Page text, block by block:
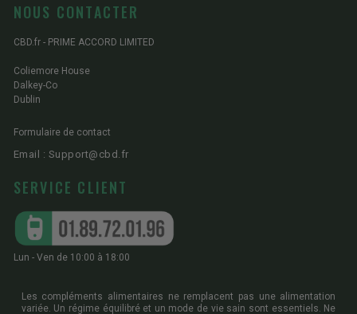
NOUS CONTACTER
CBD.fr - PRIME ACCORD LIMITED
Coliemore House
Dalkey-Co
Dublin
Formulaire de contact
Email : Support@cbd.fr
SERVICE CLIENT
Lun - Ven de 10:00 à 18:00
Les compléments alimentaires ne remplacent pas une alimentation
variée. Un régime équilibré et un mode de vie sain sont essentiels. Ne